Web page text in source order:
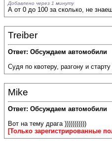
Добавлено через 1 минуту
А от 0 до 100 за сколько, не
Treiber
Ответ: Обсуждаем автомобили
Судя по квотеру, разгону и
Mike
Ответ: Обсуждаем автомобили
Вот на тему драга )))))))))))
[Только зарегистрированные